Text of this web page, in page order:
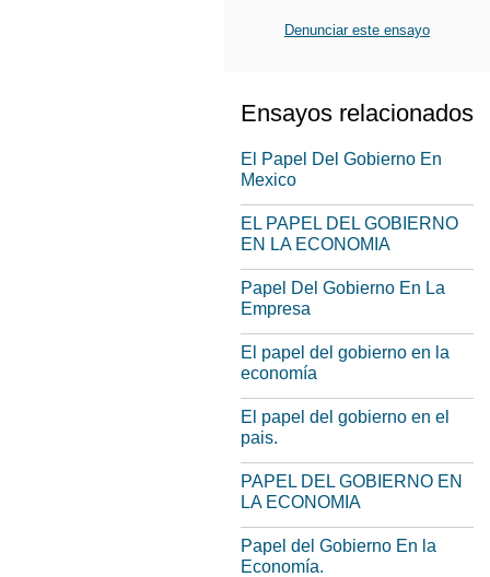
Denunciar este ensayo
Ensayos relacionados
El Papel Del Gobierno En
Mexico
EL PAPEL DEL GOBIERNO
EN LA ECONOMIA
Papel Del Gobierno En La
Empresa
El papel del gobierno en la
economía
El papel del gobierno en el
pais.
PAPEL DEL GOBIERNO EN
LA ECONOMIA
Papel del Gobierno En la
Economía.